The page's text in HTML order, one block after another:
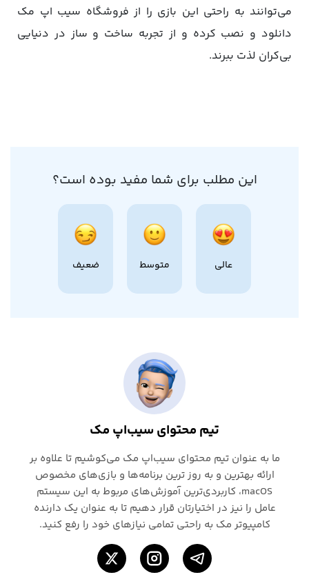
می‌توانند به راحتی این بازی را از فروشگاه سیب اپ مک
دانلود و نصب کرده و از تجربه ساخت و ساز در دنیایی
بی‌کران لذت ببرند.
این مطلب برای شما مفید بوده است؟
عالی متوسط ضعیف
تیم محتوای سیب‌اپ مک
ما به عنوان تیم محتوای سیب‌اپ مک می‌کوشیم تا علاوه بر
ارائه بهترین و به روز ترین برنامه‌ها و بازی‌های مخصوص
macOS، کاربردی‌ترین آموزش‌های مربوط به این سیستم
عامل را نیز در اختیارتان قرار دهیم تا به عنوان یک دارنده
کامپیوتر مک به راحتی تمامی نیازهای خود را رفع کنید.